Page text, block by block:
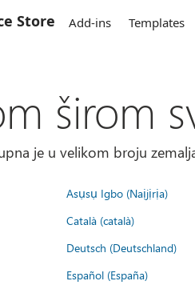
Store Add-ins Templates
širom
je u velikom broju
Asụsụ Igbo (Naịjịrịa)
Català (català)
Deutsch (Deutschland)
Español (España)